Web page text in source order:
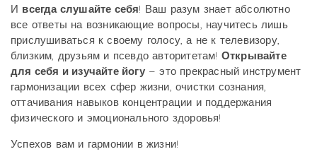
И всегда слушайте себя! Ваш разум знает абсолютно
все ответы на возникающие вопросы, научитесь лишь
прислушиваться к своему голосу, а не к телевизору,
близким, друзьям и псевдо авторитетам! Открывайте
для себя и изучайте йогу– это прекрасный инструмент
гармонизации всех сфер жизни, очистки сознания,
оттачивания навыков концентрации и поддержания
физического и эмоционального здоровья!
Успехов вам и гармонии в жизни!